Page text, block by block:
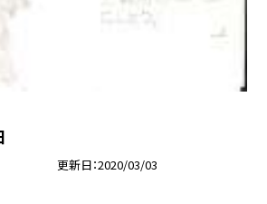
更新日 2020/03/03